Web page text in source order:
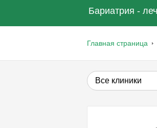
Бариатрия -
Главная страница
Все клиники